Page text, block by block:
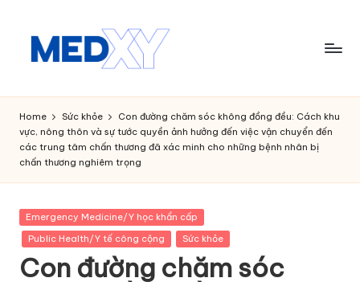
M
e
d
x
y
A
I
Home Sức khỏe
Con đường chăm sóc không đồng đều: Cách khu
vực, nông thôn và sự tước quyền ảnh hưởng đến việc vận chuyển đến
các trung tâm chấn thương đã xác minh cho những bệnh nhân bị
chấn thương nghiêm trọng
Posted
in
Emergency Medicine/Y học khẩn cấp
Public Health/Y tế công cộng
Sức khỏe
Con đường chăm sóc